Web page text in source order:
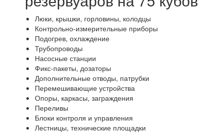
Люки, крышки, горловины, колодцы
Контрольно-измерительные приборы
Подогрев, охлаждение
Трубопроводы
Насосные станции
Фикс-пакеты, дозаторы
Дополнительные отводы, патрубки
Перемешивающие устройства
Опоры, каркасы, заграждения
Переливы
Блоки контроля и управления
Лестницы, технические площадки